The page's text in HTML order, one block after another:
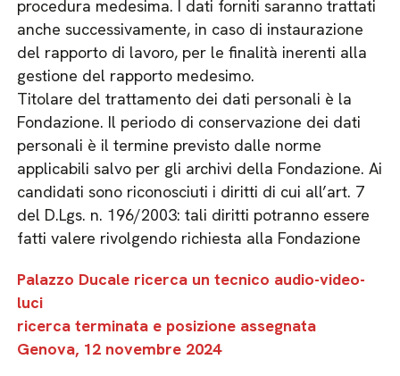
procedura medesima. I dati forniti saranno trattati
anche successivamente, in caso di instaurazione
del rapporto di lavoro, per le finalità inerenti alla
gestione del rapporto medesimo.
Titolare del trattamento dei dati personali è la
Fondazione. Il periodo di conservazione dei dati
personali è il termine previsto dalle norme
applicabili salvo per gli archivi della Fondazione. Ai
candidati sono riconosciuti i diritti di cui all’art. 7
del D.Lgs. n. 196/2003: tali diritti potranno essere
fatti valere rivolgendo richiesta alla Fondazione
Palazzo Ducale ricerca un tecnico audio-video-
luci
ricerca terminata e posizione assegnata
Genova, 12 novembre 2024